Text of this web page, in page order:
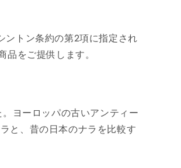
ントン条約の第2項に指定され
をご提供します。
ヨーロッパの古いアンティー
と、昔の日本のナラを比較す